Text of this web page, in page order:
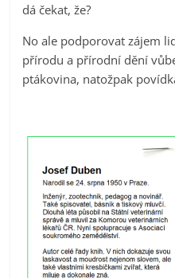
dá čekat, že?
No ale podporovat zájem
přírodu a přírodní dění
ptákovina, natožpak